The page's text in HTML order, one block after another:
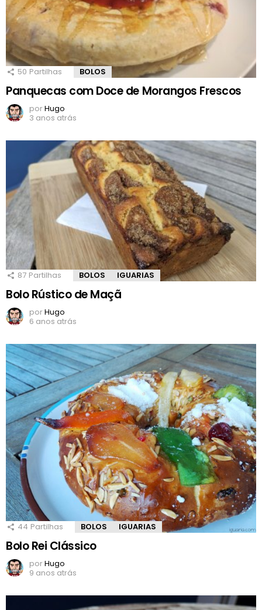
50 Partilhas BOLOS
Panquecas com Doce de Morangos Frescos
porHugo
3 anos atrás
87 Partilhas BOLOS IGUARIAS
Bolo Rústico de Maçã
porHugo
6 anos atrás
44 Partilhas BOLOS IGUARIAS
Bolo Rei Clássico
porHugo
9 anos atrás